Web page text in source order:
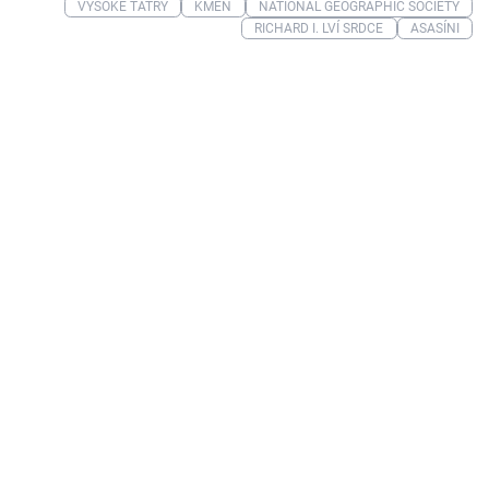
VYSOKÉ TATRY KMEN
NATIONAL GEOGRAPHIC SOCIETY
RICHARD I. LVÍ SRDCE
ASASÍNI